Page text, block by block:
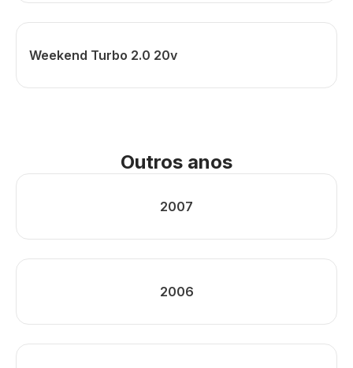
Weekend Turbo 2.0 20v
Outros anos
2007
2006